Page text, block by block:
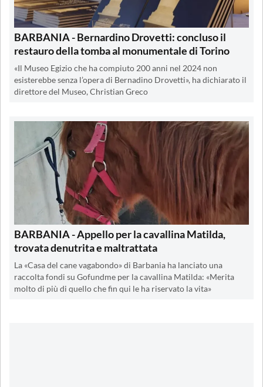
BARBANIA - Bernardino Drovetti: concluso il
restauro della tomba al monumentale di Torino
«Il Museo Egizio che ha compiuto 200 anni nel 2024 non
esisterebbe senza l’opera di Bernadino Drovetti», ha dichiarato il
direttore del Museo, Christian Greco
BARBANIA - Appello per la cavallina Matilda,
trovata denutrita e maltrattata
La «Casa del cane vagabondo» di Barbania ha lanciato una
raccolta fondi su Gofundme per la cavallina Matilda: «Merita
molto di più di quello che fin qui le ha riservato la vita»